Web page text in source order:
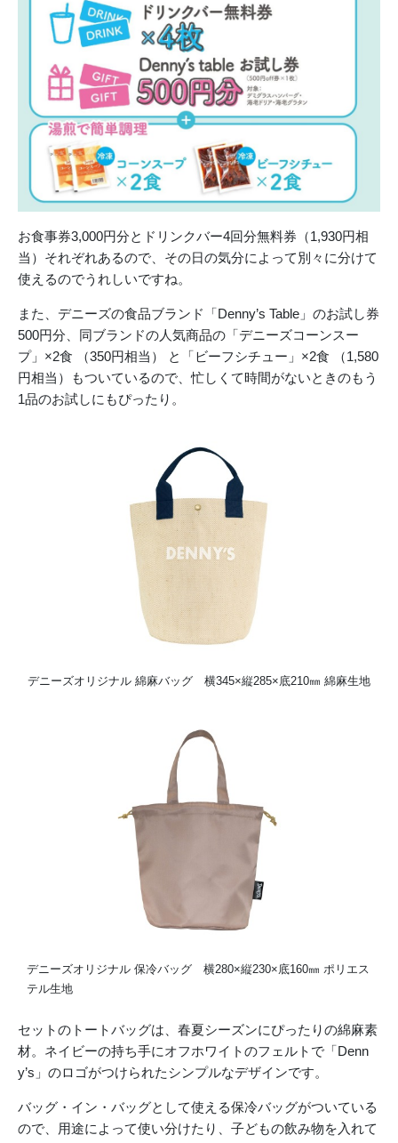
お食事券3,000円分とドリンクバー4回分無料券（1,930円相
当）それぞれあるので、その日の気分によって別々に分けて
使えるのでうれしいですね。
また、デニーズの食品ブランド「Denny’s Table」のお試し券
500円分、同ブランドの人気商品の「デニーズコーンスー
プ」×2食 （350円相当） と「ビーフシチュー」×2食 （1,580
円相当）もついているので、忙しくて時間がないときのもう
1品のお試しにもぴったり。
デニーズオリジナル 綿麻バッグ 横345×縦285×底210㎜ 綿麻生地
デニーズオリジナル 保冷バッグ 横280×縦230×底160㎜ ポリエス
テル生地
セットのトートバッグは、春夏シーズンにぴったりの綿麻素
材。ネイビーの持ち手にオフホワイトのフェルトで「Denn
y’s」のロゴがつけられたシンプルなデザインです。
バッグ・イン・バッグとして使える保冷バッグがついている
ので、用途によって使い分けたり、子どもの飲み物を入れて